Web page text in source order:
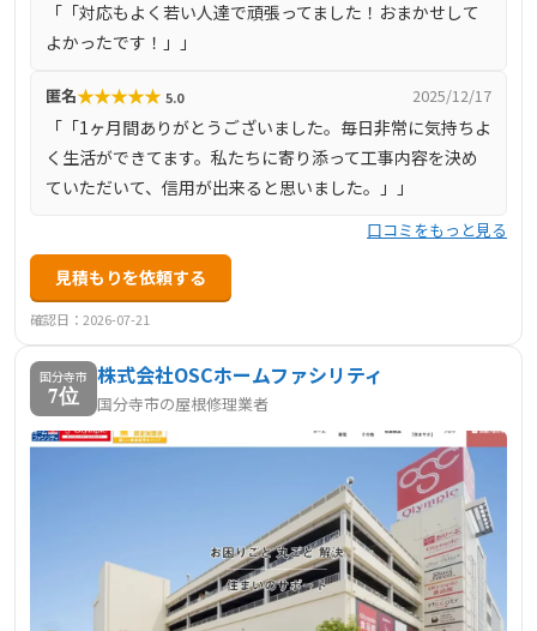
最長10年の保証を設け、長期的なアフターフォロー体制も
整えています。
「「対応もよく若い人達で頑張ってました！おまかせして
よかったです！」」
匿名★★★★★ 5.0 2025/12/17
「「1ヶ月間ありがとうございました。毎日非常に気持ちよ
く生活ができてます。私たちに寄り添って工事内容を決め
ていただいて、信用が出来ると思いました。」」
口コミをもっと見る
見積もりを依頼する
確認日：2026-07-21
国分寺市
7位
株式会社OSCホームファシリティ
国分寺市の屋根修理業者